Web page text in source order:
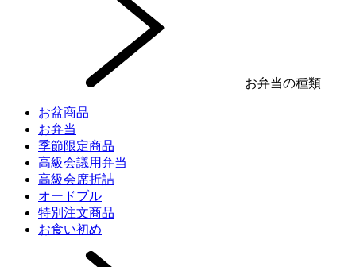
お弁当の種類
お盆商品
お弁当
季節限定商品
高級会議用弁当
高級会席折詰
オードブル
特別注文商品
お食い初め